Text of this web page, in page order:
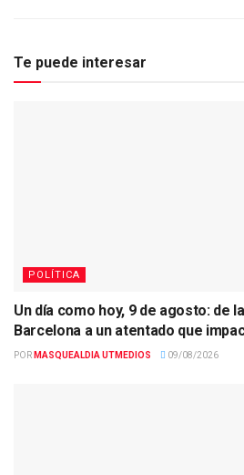
Te puede interesar
POLÍTICA
Un día como hoy, 9 de agosto: de
Barcelona a un atentado que
POR MASQUEALDIA UTMEDIOS 09/08/2026